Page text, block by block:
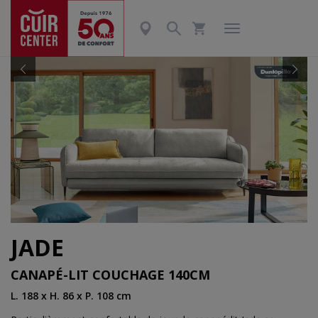
Précédent
JADE
CANAPÉ-LIT COUCHAGE 140CM
L. 188 x H. 86 x P. 108 cm